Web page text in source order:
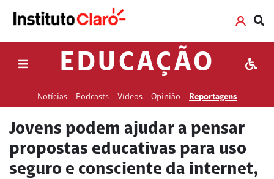
EDUCAÇÃO
Notícias Podcasts Vídeos Opinião Reportagens
Jovens podem ajudar a pensar
propostas educativas para uso
seguro e consciente da internet,